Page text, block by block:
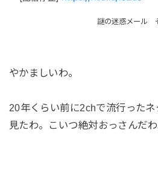
謎の迷惑メール
やかましいわ。
20年くらい前に2chで流行った
見たわ。こいつ絶対おっさんだわ